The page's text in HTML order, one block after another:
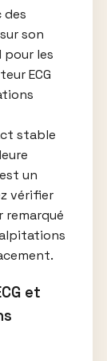
des
son
les
ECG
stable
un
vérifier
remarqué
et